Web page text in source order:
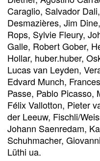
Caraglio, Salvador
Desmazières, Jim
Rops, Sylvie Fleury,
Galle, Robert Gober,
Hollar, huber.huber,
Lucas van Leyden,
Edvard Munch,
Passe, Pablo Picasso,
Félix Vallotton, Pieter
der Leeuw, Fischli/
Johann Saenredam,
Schuhmacher,
Lüthi ua.